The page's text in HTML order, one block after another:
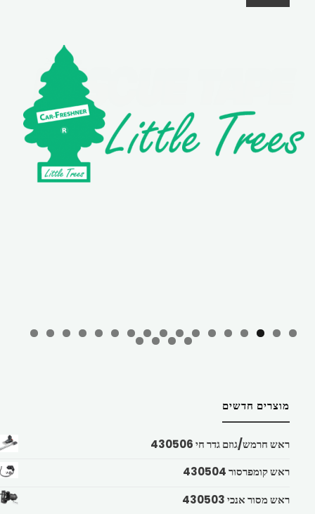
מוצרים חדשים
ראש חרמש/גוזם גדר חי 430506
ראש קומפרסור 430504
ראש מסור אנכי 430503